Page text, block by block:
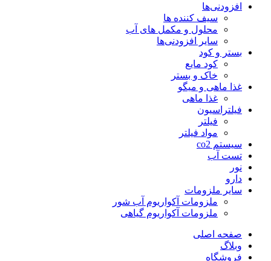
افزودنی‌ها
سیف کننده ها
محلول و مکمل های آب
سایر افزودنی‌ها
بستر و کود
کود مایع
خاک و بستر
غذا ماهی و میگو
غذا ماهی
فیلتراسیون
فیلتر
مواد فیلتر
سیستم co2
تست آب
نور
دارو
سایر ملزومات
ملزومات آکواریوم آب شور
ملزومات آکواریوم گیاهی
صفحه اصلی
وبلاگ
فروشگاه